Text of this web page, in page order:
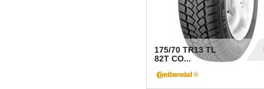
175/70 TR13 TL
82T CO...